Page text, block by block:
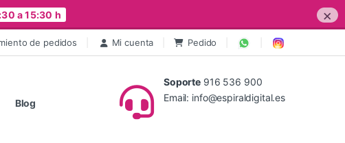
a 15:30 h ×
de pedidos Mi cuenta Pedido
Blog
Soporte 916 536 900
Email: info@espiraldigital.es